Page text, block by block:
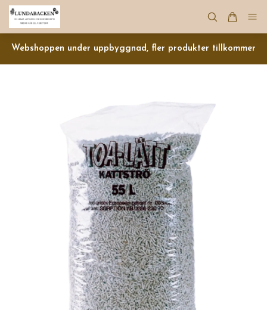
Webshoppen under uppbyggnad, fler produkter tillkommer